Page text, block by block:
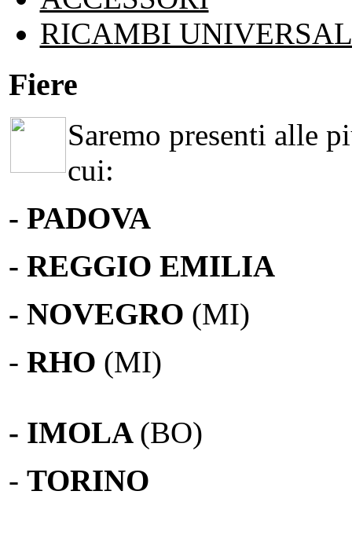
RICAMBI
Fiere
Saremo presenti alle
cui:
- PADOVA
- REGGIO EMILIA
- NOVEGRO (MI)
- RHO (MI)
- IMOLA (BO)
- TORINO